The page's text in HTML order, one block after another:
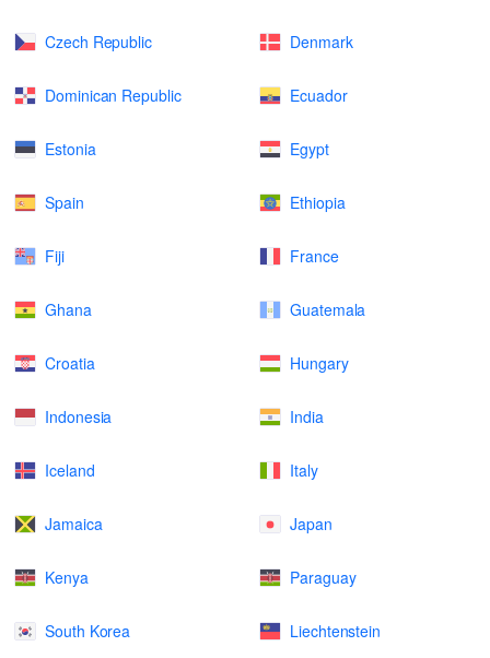
Czech Republic Denmark
Dominican Republic Ecuador
Estonia Egypt
Spain Ethiopia
Fiji France
Ghana Guatemala
Croatia Hungary
Indonesia India
Iceland Italy
Jamaica Japan
Kenya Paraguay
South Korea Liechtenstein